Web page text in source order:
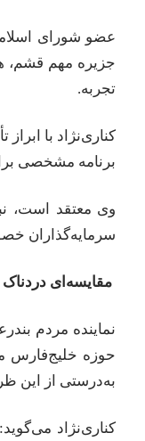
جزیره مهم قشم،
تجربه.
کناری‌نژاد با
برنامه مشخصی
وی معتقد است،
سرمایه‌گذاران
مقایسه‌ای
نماینده مردم
حوزه خلیج‌فارس
به‌درستی از این
کناری‌نژاد